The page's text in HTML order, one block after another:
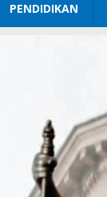
PENDIDIKAN